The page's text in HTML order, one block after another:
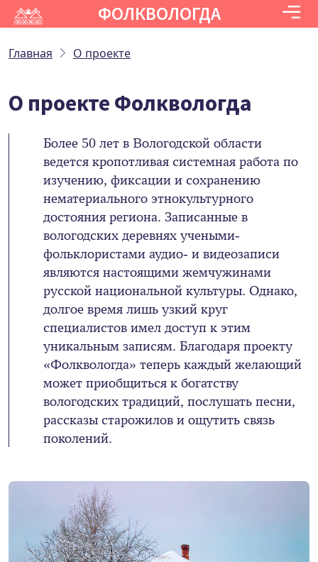
ФОЛКВОЛОГДА
Главная О проекте
О проекте Фолквологда
Более 50 лет в Вологодской области
ведется кропотливая системная работа по
изучению, фиксации и сохранению
нематериального этнокультурного
достояния региона. Записанные в
вологодских деревнях учеными-
фольклористами аудио- и видеозаписи
являются настоящими жемчужинами
русской национальной культуры. Однако,
долгое время лишь узкий круг
специалистов имел доступ к этим
уникальным записям. Благодаря проекту
«Фолквологда» теперь каждый желающий
может приобщиться к богатству
вологодских традиций, послушать песни,
рассказы старожилов и ощутить связь
поколений.